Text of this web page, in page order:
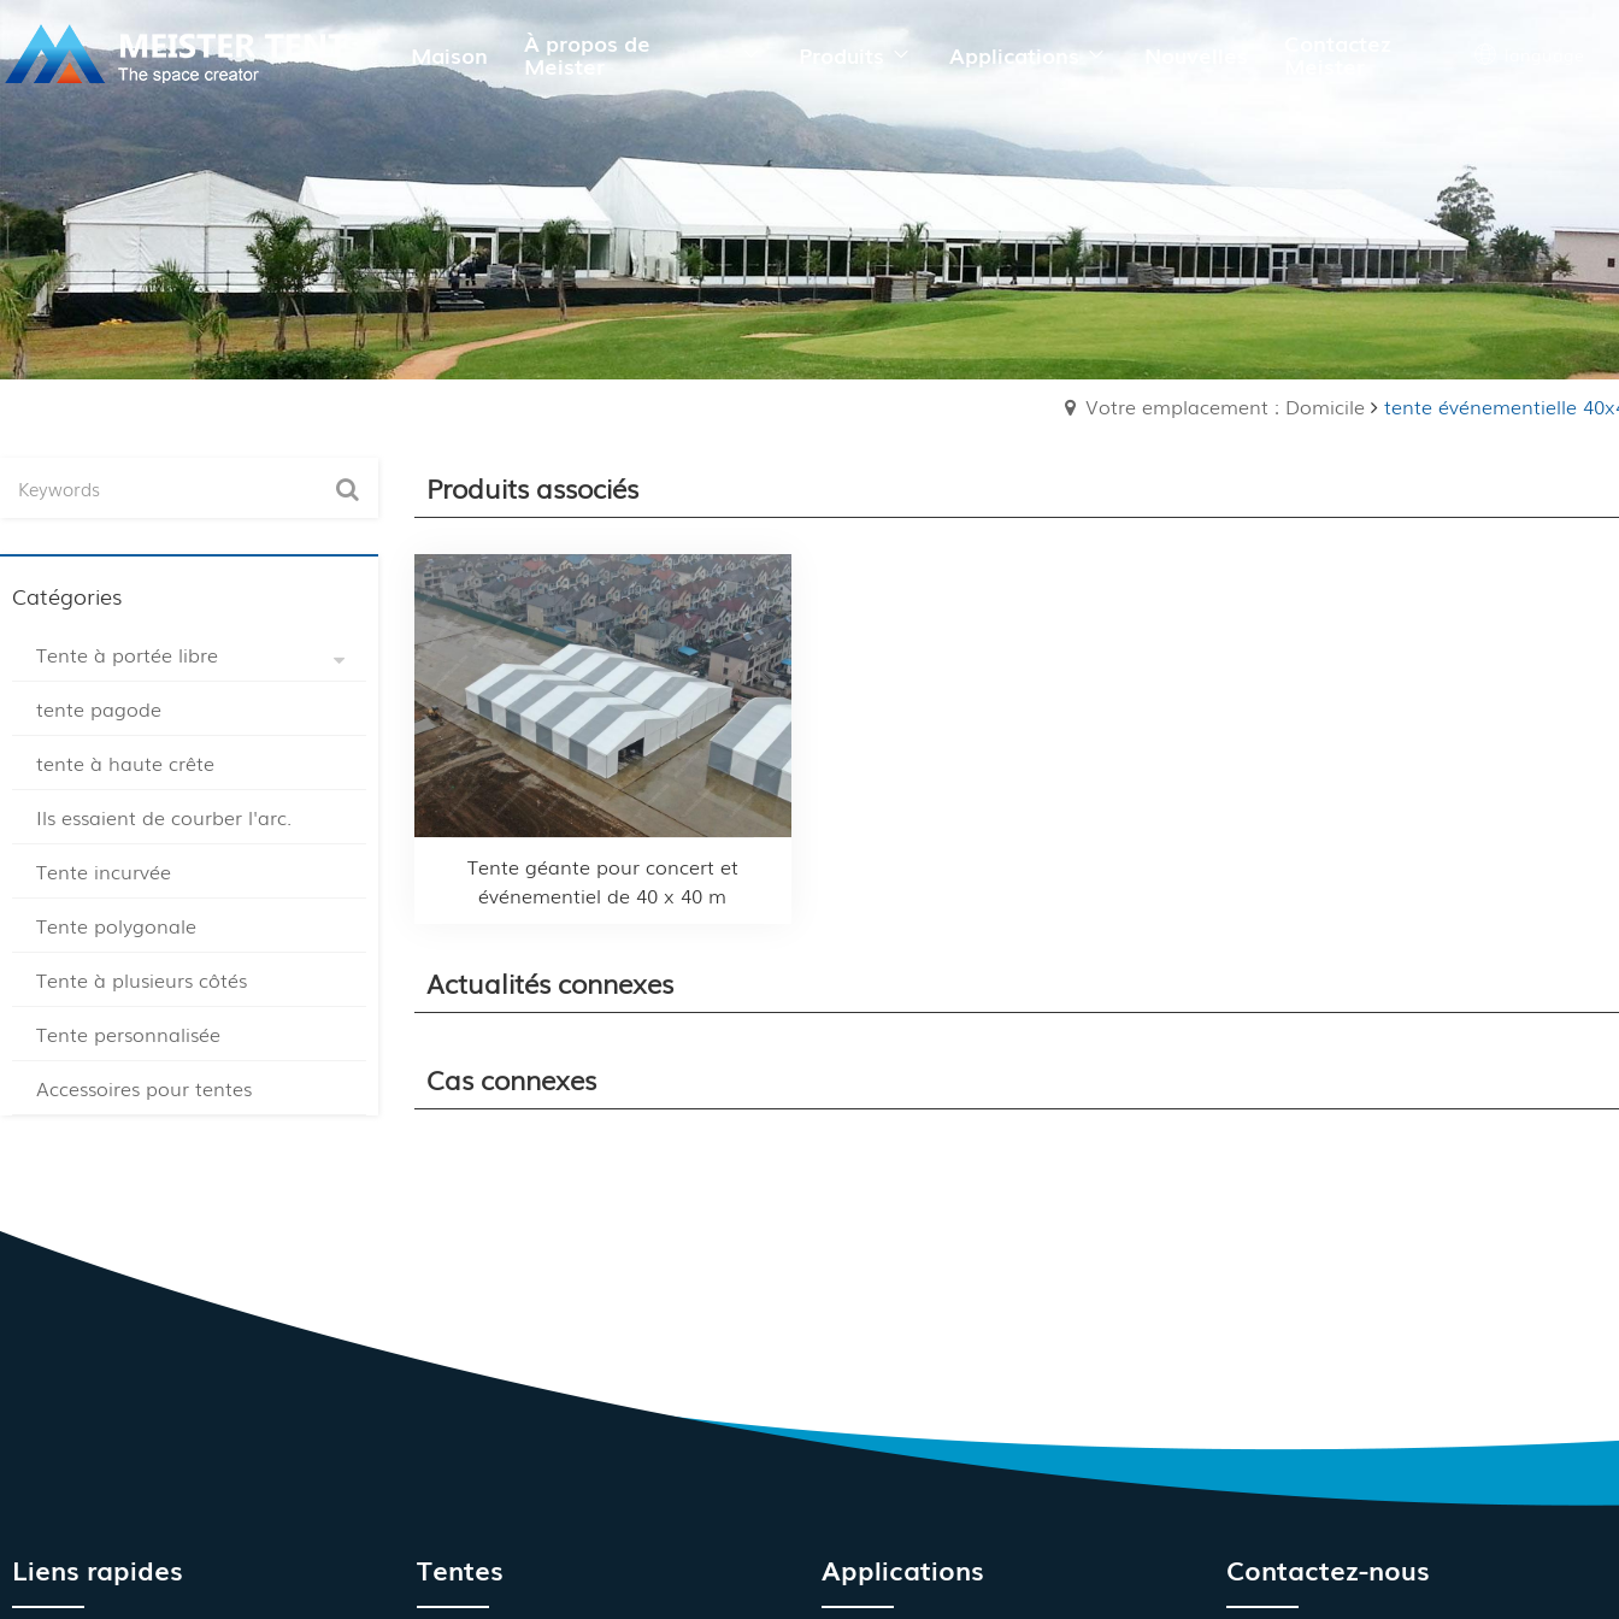
Maison À propos de
Meister Applications Nouvelles
Votre emplacement : Domicile tente événementielle
Catégories
Tente à portée libre
tente pagode
tente à haute crête
Ils essaient de courber l'arc.
Tente incurvée
Tente polygonale
Tente à plusieurs côtés
Tente personnalisée
Accessoires pour tentes
Produits associés
Tente géante pour concert et
événementiel de 40 x 40 m
Actualités connexes
Cas connexes
Liens rapides Tentes Applications Contactez-nous